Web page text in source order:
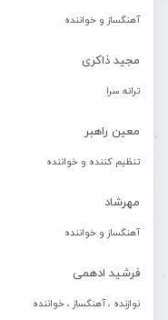
آهنگساز و خواننده
مجید ذاکری
ترانه سرا
معین راهبر
تنظیم کننده و خواننده
مهرشاد
آهنگساز و خواننده
فرشید ادهمی
نوازنده ، آهنگساز ، خواننده